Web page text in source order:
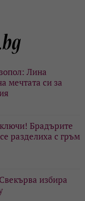
Лина
мечтата си за
Брадърите
разделиха с гръм
избира